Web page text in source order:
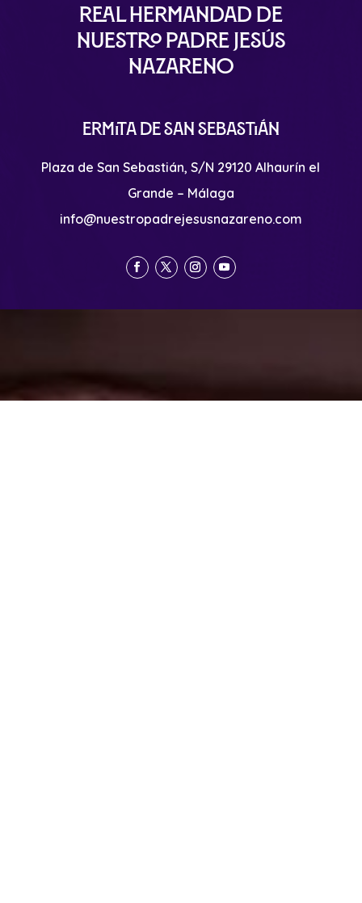
Real Hermandad de
Nuestro Padre Jesús
Nazareno
Ermita de San Sebastián
Plaza de San Sebastián, S/N 29120 Alhaurín el
Grande – Málaga
info@nuestropadrejesusnazareno.com